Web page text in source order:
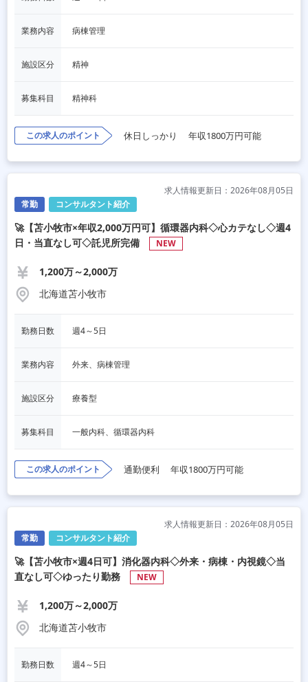
業務内容 病棟管理
施設区分 精神
募集科目 精神科
この求人のポイント 休日しっかり 年収1800万円可能
常勤 コンサルタント紹介
求人情報更新日：2026年08月05日
🚀【苫小牧市×年収2,000万円可】循環器内科◇心カテなし◇週4
日・当直なし可◇託児所完備
NEW
1,200万～2,000万
北海道苫小牧市
勤務日数 週4～5日
業務内容 外来、病棟管理
施設区分 療養型
募集科目 一般内科、循環器内科
この求人のポイント 通勤便利 年収1800万円可能
常勤 コンサルタント紹介
求人情報更新日：2026年08月05日
🚀【苫小牧市×週4日可】消化器内科◇外来・病棟・内視鏡◇当
直なし可◇ゆったり勤務
NEW
1,200万～2,000万
北海道苫小牧市
勤務日数 週4～5日